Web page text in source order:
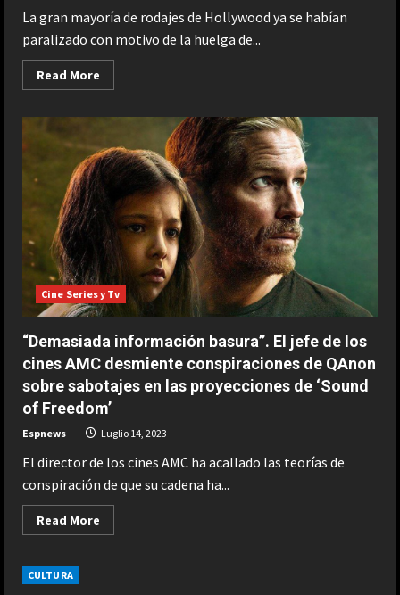
La gran mayoría de rodajes de Hollywood ya se habían
paralizado con motivo de la huelga de...
Read More
more
‘La
casa
del
dragón’
para
esquivar
las
huelgas
de
guionistas
actores.
Por
qué
temporada
2
de
la
precuela
de
‘Juego
Tronos’
rodándose
Hollywood
paralizado
Cine Series y Tv
“Demasiada información basura”. El jefe de los
cines AMC desmiente conspiraciones de QAnon
sobre sabotajes en las proyecciones de ‘Sound
of Freedom’
Espnews Luglio 14, 2023
El director de los cines AMC ha acallado las teorías de
conspiración de que su cadena ha...
Read More
more
CULTURA